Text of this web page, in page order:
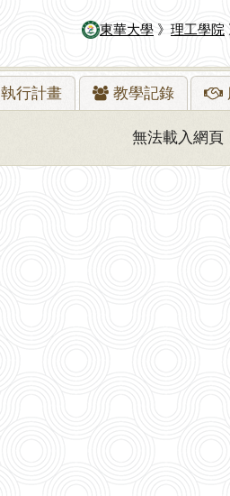
東華大學 》 理工學院
執行計畫 教學記錄
無法載入網頁